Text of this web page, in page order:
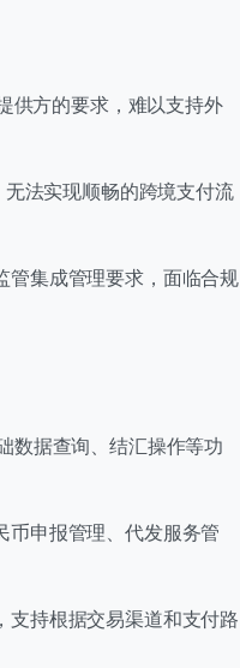
供方的要求，难以支持外
法实现顺畅的跨境支付流
管集成管理要求，面临合规
数据查询、结汇操作等功
币申报管理、代发服务管
支持根据交易渠道和支付路